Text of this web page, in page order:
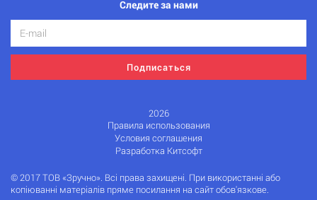
Следите за нами
Подписаться
2026
Правила использования
Условия соглашения
Разработка Китсофт
© 2017 ТОВ «Зручно». Всі права захищені. При використанні або
копіюванні матеріалів пряме посилання на сайт обов'язкове.